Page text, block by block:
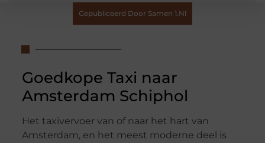
Gepubliceerd Door Samen 1.nl
Goedkope Taxi naar
Amsterdam Schiphol
Het taxivervoer van of naar het hart van
Amsterdam, en het meest moderne deel is